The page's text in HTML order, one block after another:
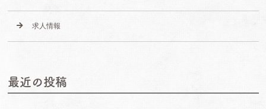
求人情報
最近の投稿